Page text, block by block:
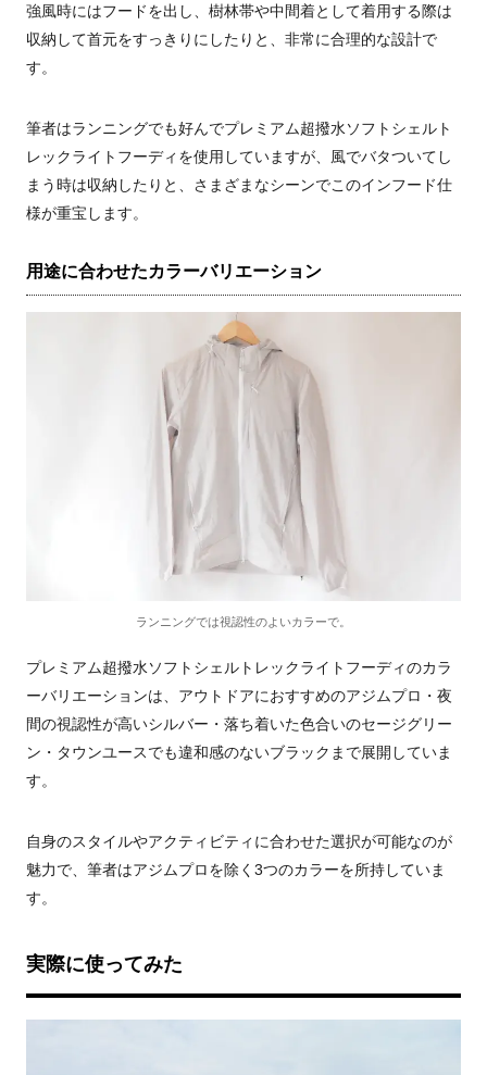
強風時にはフードを出し、樹林帯や中間着として着用する際は
収納して首元をすっきりにしたりと、非常に合理的な設計で
す。
筆者はランニングでも好んでプレミアム超撥水ソフトシェルト
レックライトフーディを使用していますが、風でバタついてし
まう時は収納したりと、さまざまなシーンでこのインフード仕
様が重宝します。
用途に合わせたカラーバリエーション
ランニングでは視認性のよいカラーで。
プレミアム超撥水ソフトシェルトレックライトフーディのカラ
ーバリエーションは、アウトドアにおすすめのアジムプロ・夜
間の視認性が高いシルバー・落ち着いた色合いのセージグリー
ン・タウンユースでも違和感のないブラックまで展開していま
す。
自身のスタイルやアクティビティに合わせた選択が可能なのが
魅力で、筆者はアジムプロを除く3つのカラーを所持していま
す。
実際に使ってみた